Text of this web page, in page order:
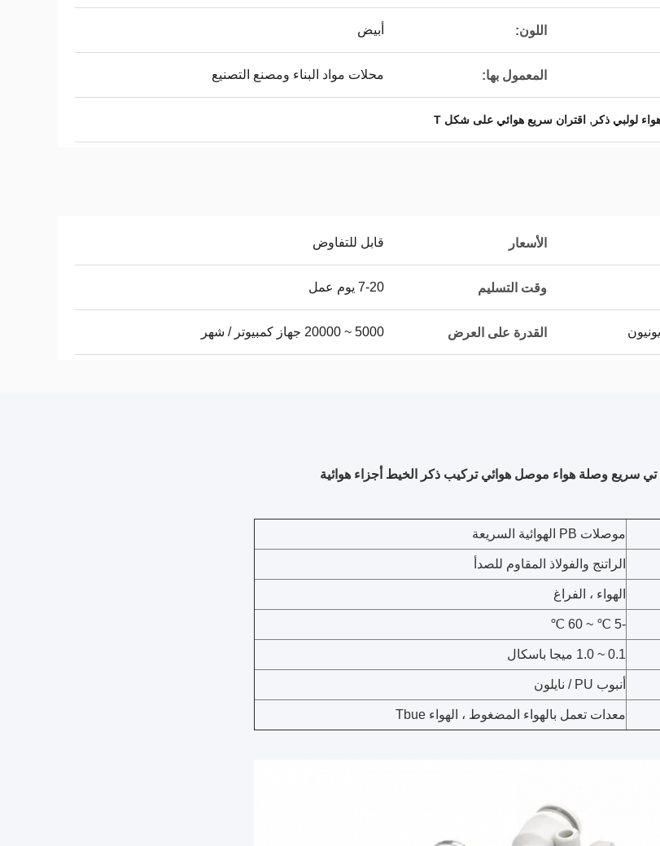
اللون: أبيض
المعمول بها: محلات مواد البناء ومصنع التصنيع
لولبي ذكر , اقتران سريع هوائي على شكل T
الأسعار قابل للتفاوض
وقت التسليم 7-20 يوم عمل
القدرة على العرض 5000 ~ 20000 جهاز كمبيوتر / شهر
موصلات PB الهوائية السريعة
الراتنج والفولاذ المقاوم للصدأ
الهواء ، الفراغ
-5 ℃ ~ 60 ℃
0.1 ~ 1.0 ميجا باسكال
أنبوب PU / نايلون
معدات تعمل بالهواء المضغوط ، الهواء Tbue